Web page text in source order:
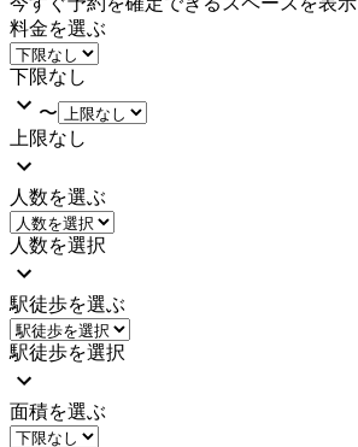
料金を選ぶ
下限なし
〜
上限なし
人数を選ぶ
人数を選択
駅徒歩を選ぶ
駅徒歩を選択
面積を選ぶ